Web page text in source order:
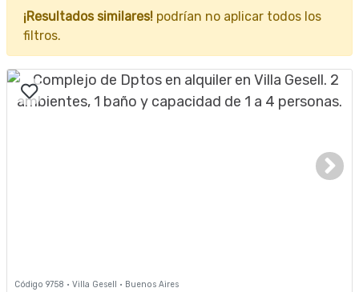
¡Resultados similares! podrían no aplicar todos los
filtros.
Código 9758 · Villa Gesell · Buenos Aires